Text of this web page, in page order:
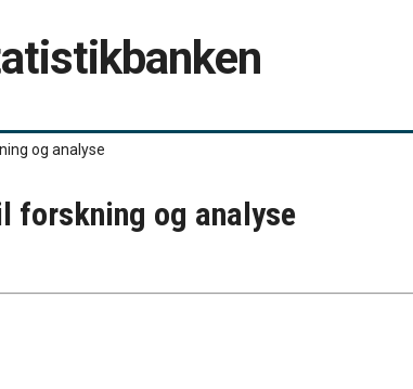
og analyse
forskning og analyse